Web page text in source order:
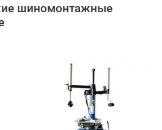
шиномонтажные